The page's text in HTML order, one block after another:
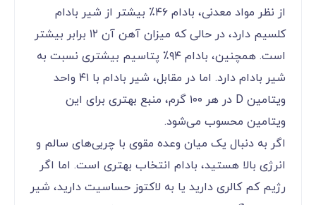
از نظر مواد معدنی، بادام ۴۶٪ بیشتر از شیر بادام
کلسیم دارد، در حالی که میزان آهن آن ۱۲ برابر بیشتر
است. همچنین، بادام ۹۴٪ پتاسیم بیشتری نسبت به
شیر بادام دارد. اما در مقابل، شیر بادام با ۴۱ واحد
ویتامین D در هر ۱۰۰ گرم، منبع بهتری برای این
ویتامین محسوب می‌شود.
اگر به دنبال یک میان ‌وعده مقوی با چربی‌های سالم و
انرژی بالا هستید، بادام انتخاب بهتری است. اما اگر
رژیم کم‌ کالری دارید یا به لاکتوز حساسیت دارید، شیر